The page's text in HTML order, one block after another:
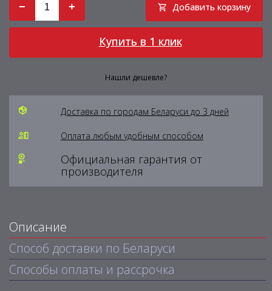
− + Добавить корзину
Купить в 1 клик
Нашли дешевле?
Доставка по городам Беларуси до 3 дней
Оплата любым удобным способом
Официальная гарантия от
производителя
Описание
Способ доставки по Беларуси
Способы оплаты и рассрочка